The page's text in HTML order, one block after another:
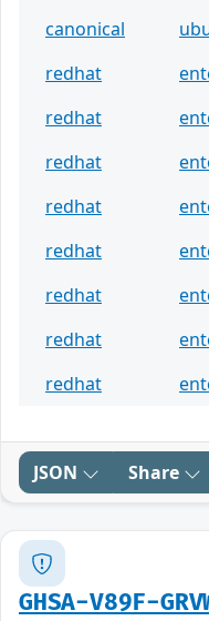
canonical
redhat
redhat
redhat
redhat
redhat
redhat
redhat
redhat
JSON Share
GHSA-V89F-